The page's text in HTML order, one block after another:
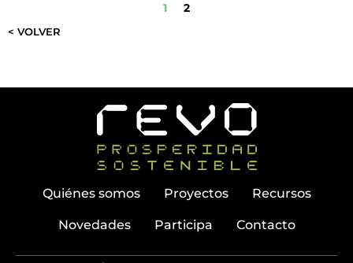
1 2
< VOLVER
Quiénes somos Proyectos Recursos
Novedades Participa Contacto